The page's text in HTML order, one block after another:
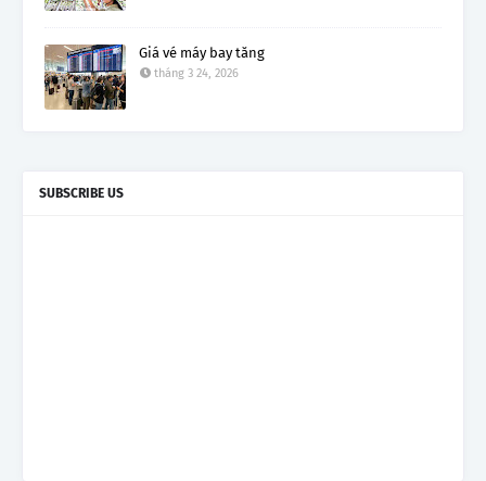
Giá vé máy bay tăng
tháng 3 24, 2026
SUBSCRIBE US